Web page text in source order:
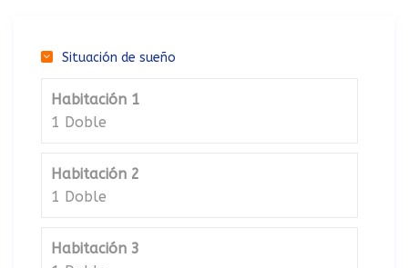
Situación de sueño
Habitación 1
1 Doble
Habitación 2
1 Doble
Habitación 3